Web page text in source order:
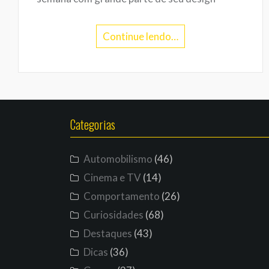
Continue lendo…
Categorias
Automobilismo (46)
Cinema e TV(14)
Comportamento (26)
Curiosidades (68)
Destaques (43)
Dicas (36)